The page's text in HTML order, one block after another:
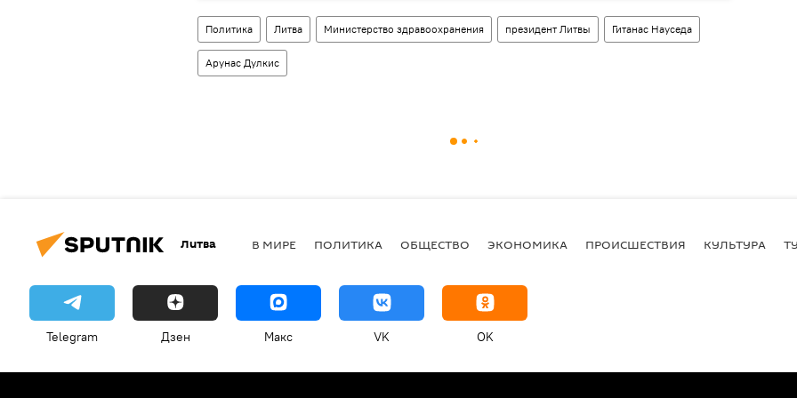
Политика Литва Министерство здравоохранения президент Литвы Гитанас Науседа
Арунас Дулкис
Литва В МИРЕ ПОЛИТИКА ОБЩЕСТВО ЭКОНОМИКА ПРОИСШЕСТВИЯ КУЛЬТУРА
Telegram Дзен Макс VK OK